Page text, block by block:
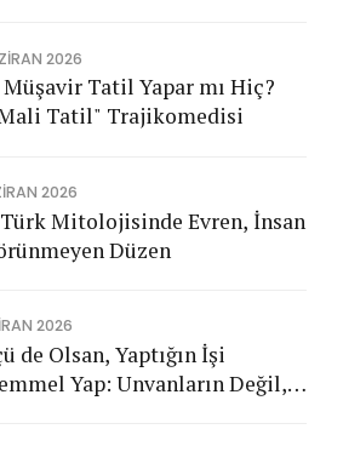
2026
Tatil Yapar mı Hiç?
Tatil" Trajikomedisi
2026
Mitolojisinde Evren, İnsan
Düzen
2026
de Olsan, Yaptığın İşi
Yap: Unvanların Değil,